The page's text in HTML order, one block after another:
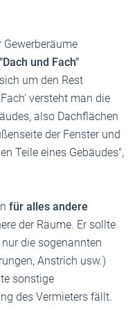
und Fach"
um den Rest
versteht man die
also Dachflächen
der Fenster und
Teile eines Gebäudes",
für alles andere
der Räume. Er sollte
die sogenannten
Anstrich usw.)
sonstige
des Vermieters fällt.